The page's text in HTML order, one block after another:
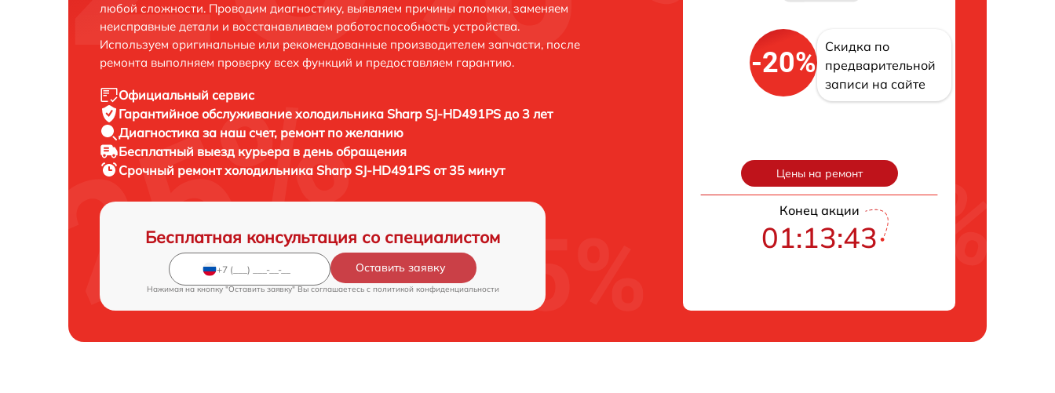
любой сложности. Проводим диагностику, выявляем причины поломки, заменяем
неисправные детали и восстанавливаем работоспособность устройства.
Используем оригинальные или рекомендованные производителем запчасти, после
ремонта выполняем проверку всех функций и предоставляем гарантию.
Официальный сервис
Гарантийное обслуживание холодильника Sharp SJ-HD491PS до 3 лет
Диагностика за наш счет, ремонт по желанию
Бесплатный выезд курьера в день обращения
Срочный ремонтхолодильника Sharp SJ-HD491PS от 35 минут
Бесплатная консультация со специалистом
Оставить заявку
Нажимая на кнопку "Оставить заявку" Вы соглашаетесь c политикой конфиденциальности
-20%
Скидка по
предварительной
записи на сайте
Цены на ремонт
Конец акции
01:13:42